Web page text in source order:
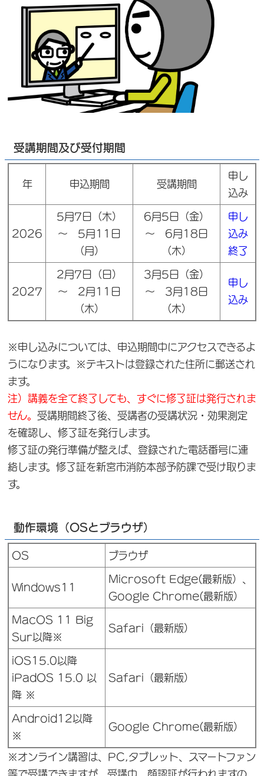
受講期間及び受付期間
年 申込期間 受講期間
申し
込み
2026
5月7日（木）
～ 5月11日
（月）
6月5日（金）
～ 6月18日
（木）
申し
込み
終了
2027
2月7日（日）
～ 2月11日
（木）
3月5日（金）
～ 3月18日
（木）
申し
込み
※申し込みについては、申込期間中にアクセスできるよ
うになります。※テキストは登録された住所に郵送され
ます。
注）講義を全て終了しても、すぐに修了証は発行されま
せん。 受講期間終了後、受講者の受講状況・効果測定
を確認し、修了証を発行します。
修了証の発行準備が整えば、登録された電話番号に連
絡します。修了証を新宮市消防本部予防課で受け取りま
す。
動作環境（OSとブラウザ）
OS ブラウザ
Windows11
Microsoft Edge(最新版）、
Google Chrome(最新版）
MacOS 11 Big
Sur以降※
Safari（最新版）
iOS15.0以降
iPadOS 15.0 以
降 ※
Safari（最新版）
Android12以降
※
Google Chrome(最新版）
※オンライン講習は、PC,タブレット、スマートファン
等で受講できますが、受講中、顔認証が行われますの